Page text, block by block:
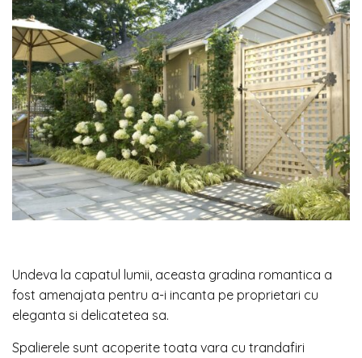
Undeva la capatul lumii, aceasta gradina romantica a
fost amenajata pentru a-i incanta pe proprietari cu
eleganta si delicatetea sa.
Spalierele sunt acoperite toata vara cu trandafiri